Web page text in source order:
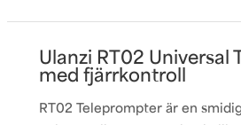
Ulanzi RT02 Universal
med fjärrkontroll
RT02 Teleprompter är en